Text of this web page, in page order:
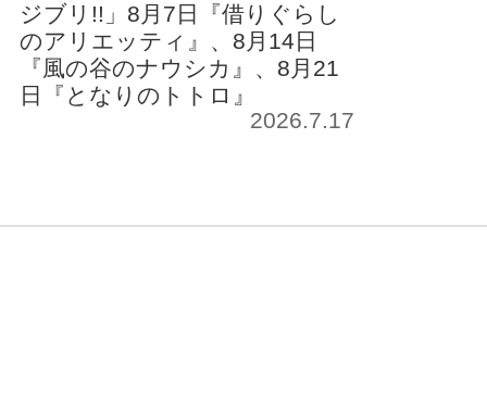
ジブリ!!」8月7日『借りぐらし
のアリエッティ』、8月14日
『風の谷のナウシカ』、8月21
日『となりのトトロ』
2026.7.17